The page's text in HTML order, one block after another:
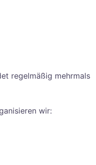
regelmäßig mehrmals
wir: